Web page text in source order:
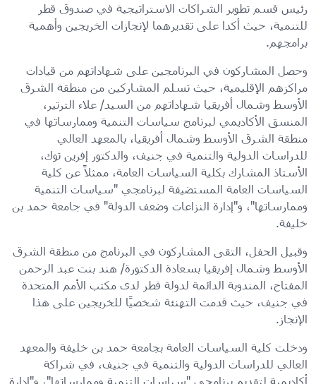
رئيس قسم تطوير الشراكات الاستراتيجية في صندوق قطر
للتنمية، حيث أكدا على تقديرهما لإنجازات الخريجين وأهمية
برامجهم.
وحصل المشاركون في البرنامجين على شهاداتهم من قيادات
مراكزهم الإقليمية، حيث تسلم المشاركين من منطقة الشرق
الأوسط وشمال أفريقيا شهاداتهم من السيد/ علاء الترتير،
المنسق الأكاديمي لبرنامج سياسات التنمية وممارساتها في
منطقة الشرق الأوسط وشمال أفريقيا، بالمعهد العالي
للدراسات الدولية والتنمية في جنيف، والدكتور إفرين توك،
الأستاذ المشارك بكلية السياسات العامة، ممثلاً عن كلية
السياسات العامة المستضيفة لبرنامجي "سياسات التنمية
وممارساتها"، و"إدارة النزاعات وضعف الدولة" في جامعة حمد بن
خليفة.
وقبيل الحفل، التقى المشاركون في البرنامج من منطقة الشرق
الأوسط وشمال إفريقيا بسعادة الدكتورة/ هند بنت عبد الرحمن
المفتاح، المندوبة الدائمة لدولة قطر لدى مكتب الأمم المتحدة
في جنيف، حيث قدمت التهنئة شخصيًا للخريجين على هذا
الإنجاز.
ودخلت كلية السياسات العامة بجامعة حمد بن خليفة والمعهد
العالي للدراسات الدولية والتنمية في جنيف، في شراكة
أكاديمية لتقديم برنامجي "سياسات التنمية وممارساتها"، و"إدارة